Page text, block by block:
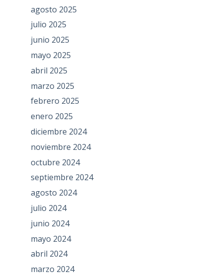
agosto 2025
julio 2025
junio 2025
mayo 2025
abril 2025
marzo 2025
febrero 2025
enero 2025
diciembre 2024
noviembre 2024
octubre 2024
septiembre 2024
agosto 2024
julio 2024
junio 2024
mayo 2024
abril 2024
marzo 2024